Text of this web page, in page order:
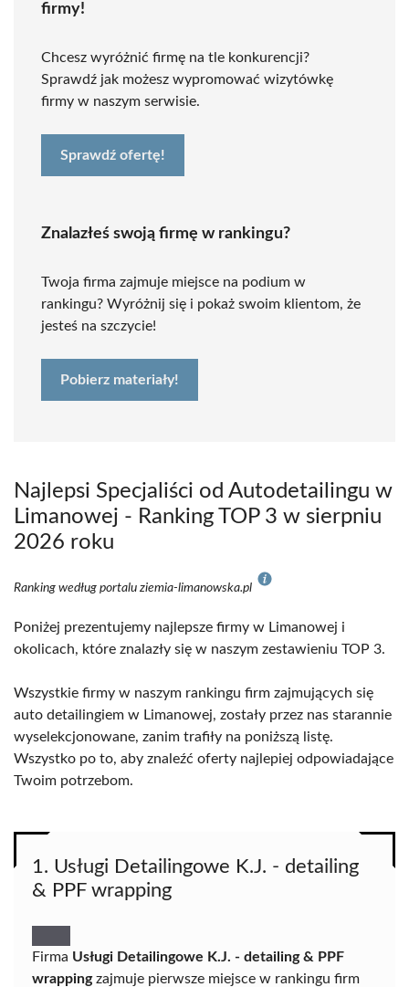
firmy!
Chcesz wyróżnić firmę na tle konkurencji?
Sprawdź jak możesz wypromować wizytówkę
firmy w naszym serwisie.
Sprawdź ofertę!
Znalazłeś swoją firmę w rankingu?
Twoja firma zajmuje miejsce na podium w
rankingu? Wyróżnij się i pokaż swoim klientom, że
jesteś na szczycie!
Pobierz materiały!
Najlepsi Specjaliści od Autodetailingu w
Limanowej - Ranking TOP 3 w sierpniu
2026 roku
Ranking według portalu ziemia-limanowska.pl
Poniżej prezentujemy najlepsze firmy w Limanowej i
okolicach, które znalazły się w naszym zestawieniu TOP 3.
Wszystkie firmy w naszym rankingu firm zajmujących się
auto detailingiem w Limanowej, zostały przez nas starannie
wyselekcjonowane, zanim trafiły na poniższą listę.
Wszystko po to, aby znaleźć oferty najlepiej odpowiadające
Twoim potrzebom.
1. Usługi Detailingowe K.J. - detailing
& PPF wrapping
Firma Usługi Detailingowe K.J. - detailing & PPF
wrappingzajmuje pierwsze miejsce w rankingu firm